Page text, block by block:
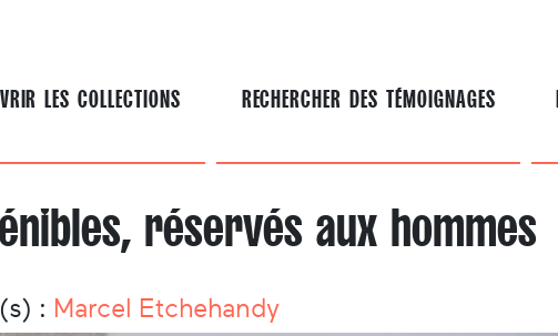
LES COLLECTIONS RECHERCHER DES TÉMOIGNAGES
réservés aux hommes
: Marcel Etchehandy